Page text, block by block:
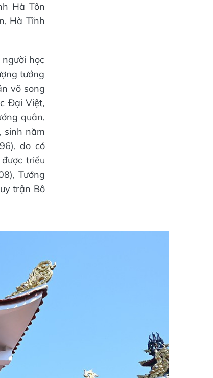
Hà Tôn
Hà Tĩnh
học
tướng
võ song
Đại Việt,
quân,
sinh năm
do có
triều
Tướng
trận Bô